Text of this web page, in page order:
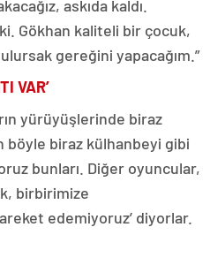
askıda kaldı.
Gökhan kaliteli bir çocuk,
gereğini yapacağım.”
VAR’
yürüyüşlerinde biraz
böyle biraz külhanbeyi gibi
bunları. Diğer oyuncular,
birbirimize
edemiyoruz’ diyorlar.